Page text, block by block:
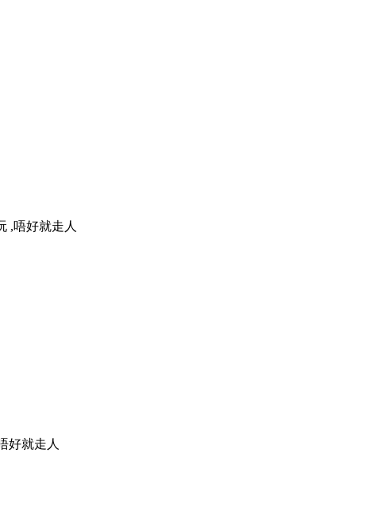
,唔好就走人
好就走人